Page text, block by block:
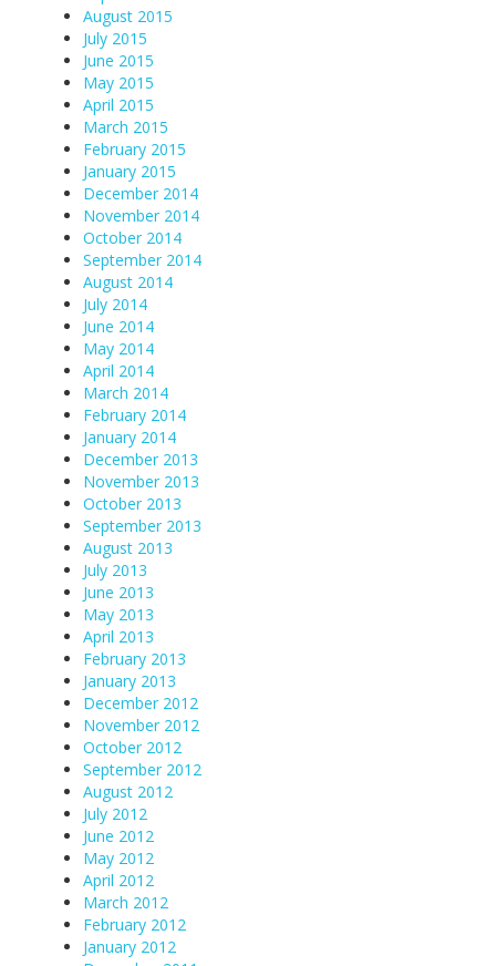
August 2015
July 2015
June 2015
May 2015
April 2015
March 2015
February 2015
January 2015
December 2014
November 2014
October 2014
September 2014
August 2014
July 2014
June 2014
May 2014
April 2014
March 2014
February 2014
January 2014
December 2013
November 2013
October 2013
September 2013
August 2013
July 2013
June 2013
May 2013
April 2013
February 2013
January 2013
December 2012
November 2012
October 2012
September 2012
August 2012
July 2012
June 2012
May 2012
April 2012
March 2012
February 2012
January 2012